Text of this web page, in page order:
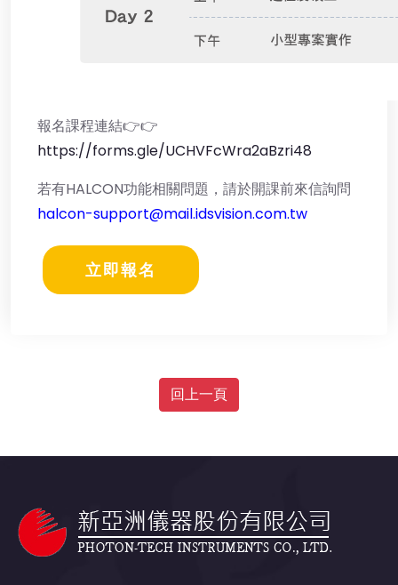
報名課程連結👉👉
https://forms.gle/UCHVFcWra2aBzri48
若有HALCON功能相關問題，請於開課前來信詢問
halcon-support@mail.idsvision.com.tw
立即報名
回上一頁